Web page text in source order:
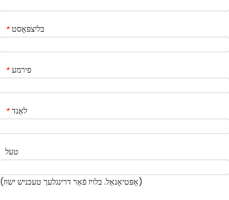
* בליצפּאָסט
* פירמע
* לאַנד
טעל
(אָפּטיאָנאַל. בלויז פֿאַר דרינגלעך טעכניש ישוז)